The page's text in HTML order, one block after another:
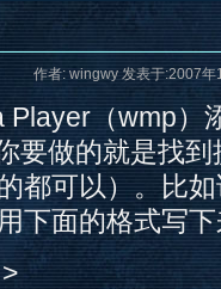
作者: wingwy 发表于:2007
（wmp）
要做的就是找
都可以）。比
下面的格式写